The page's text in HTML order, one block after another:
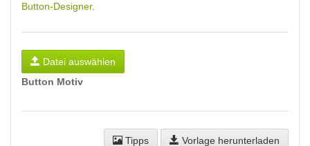
Button-Designer.
Datei auswählen
Button Motiv
Tipps
Vorlage herunterladen